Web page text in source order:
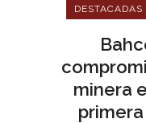
DESTACADAS
minera